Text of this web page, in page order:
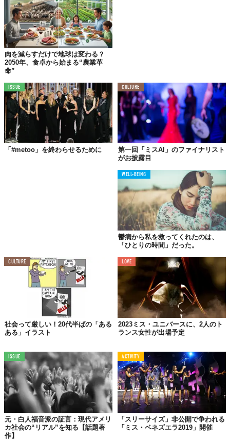
アメリカでは、いろんな形や規模のミスコンが多く、『ミス・ア
メリカ』以外にも各州で、あるいは全国放送されるのもあり、大
人から子供まで注目するイベントです。審査では、水着やイブニ
ングドレスで美しさを判断されることもあり、一部では、「美を
表面的で単純化しているのでは」と、批判の的となることも。
不安と混乱が渦巻くアメリカの政治情勢の中で、シャーロッツビ
ル事件は未だに傷跡が残る悲劇です。そこで、ミス・テキサスの
Marganaさんは、あえて『ミス・アメリカ・コンテスト』といっ
た場を利用して、鶴の一声のように、多くの人がシャーロッツビ
ルの事件について思っていたことを、まっすぐに、意見を述べた
のでしょう。今まで“美”を競うミスコンの場で、彼女の聡明で揺
るぎない姿勢に多くの人が感銘を受けたのかもしれません。
残念ながら、Marganaさんは4位。『ミス・アメリカ』の称号と
ティアラは獲得できませんでしたが、多くの人の記憶に残るアメ
リカ国民の一人となったでしょう。
Donald Kravitz/Getty Images for Dick Clark Productions
Reference:TIME,Miss America Pageant,CNN
TABI LABO
この世界は、もっと広いはずだ。
肉を減らすだけで地球は変わる？
2050年、食卓から始まる“農業革
命”
ISSUE
「#metoo」を終わらせるために
CULTURE
第一回「ミスAI」のファイナリスト
がお披露目
WELL-BEING
鬱病から私を救ってくれたのは、
「ひとりの時間」だった。
CULTURE
社会って厳しい！20代半ばの「ある
ある」イラスト
LOVE
2023ミス・ユニバースに、2人のト
ランス女性が出場予定
ISSUE
元・白人福音派の証言：現代アメリ
カ社会の“リアル”を知る【話題著
作】
ACTIVITY
「スリーサイズ」非公開で争われる
「ミス・ベネズエラ2019」開催